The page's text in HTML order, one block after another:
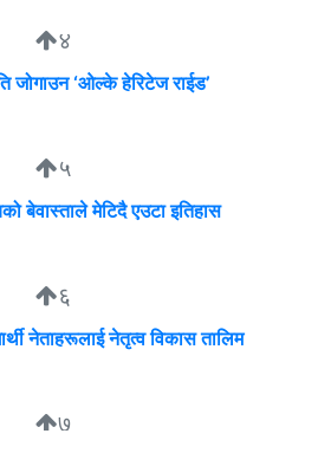
४
‘ओल्के हेरिटेज राईड’
५
बेवास्ताले मेटिदै एउटा इतिहास
६
नेताहरूलाई नेतृत्व विकास तालिम
७